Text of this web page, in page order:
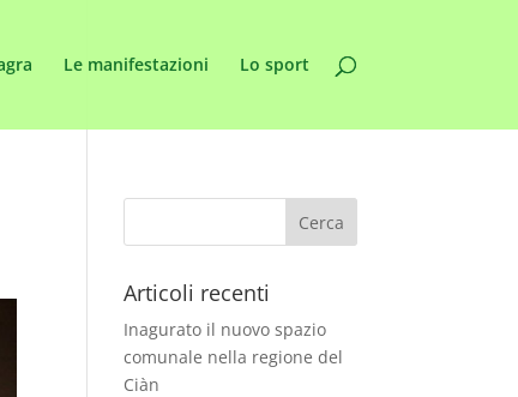
Le manifestazioni Lo sport
Articoli recenti
Inagurato il nuovo spazio
comunale nella regione del
Ciàn